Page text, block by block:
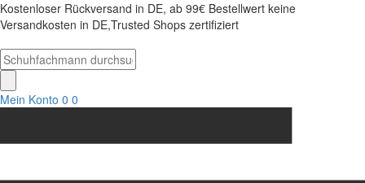
Kostenloser Rückversand in DE, ab 99€ Bestellwert keine
Versandkosten in DE,Trusted Shops zertifiziert
Mein Konto 0 0